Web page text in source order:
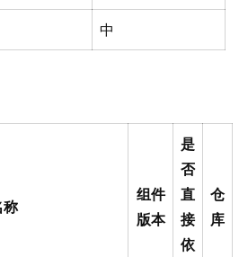
中
称
组件
版本
是
否
直
接
依
仓
库